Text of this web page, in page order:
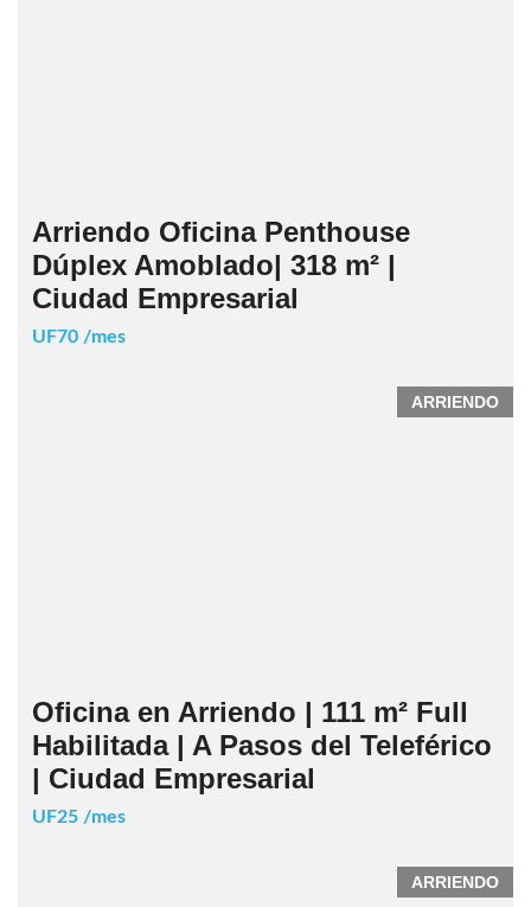
Arriendo Oficina Penthouse
Dúplex Amoblado| 318 m² |
Ciudad Empresarial
UF70 /mes
ARRIENDO
Oficina en Arriendo | 111 m² Full
Habilitada | A Pasos del Teleférico
| Ciudad Empresarial
UF25 /mes
ARRIENDO